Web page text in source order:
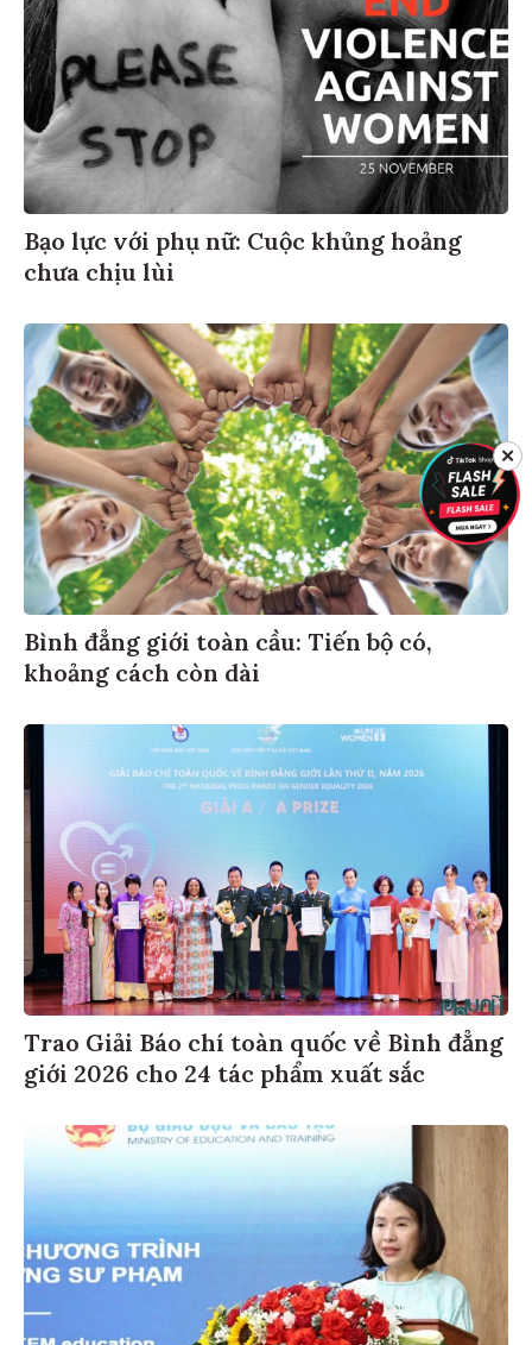
Bạo lực với phụ nữ: Cuộc khủng hoảng
chưa chịu lùi
Bình đẳng giới toàn cầu: Tiến bộ có,
khoảng cách còn dài
Trao Giải Báo chí toàn quốc về Bình đẳng
giới 2026 cho 24 tác phẩm xuất sắc
✕